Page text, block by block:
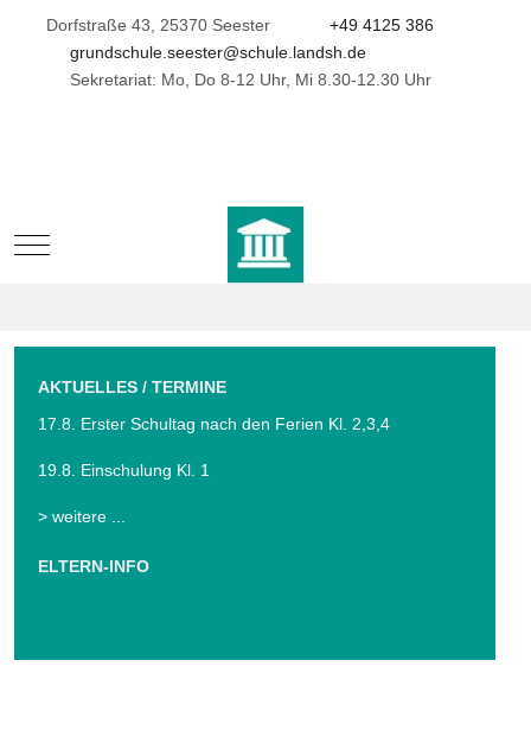
Dorfstraße 43, 25370 Seester
+49 4125 386
grundschule.seester@schule.landsh.de
Sekretariat: Mo, Do 8-12 Uhr, Mi 8.30-12.30 Uhr
Mobile Menu Toggle
AKTUELLES / TERMINE
17.8. Erster Schultag nach den Ferien Kl. 2,3,4
19.8. Einschulung Kl. 1
> weitere ...
ELTERN-INFO